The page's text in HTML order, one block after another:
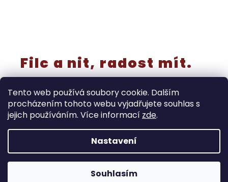
Tento web používá soubory cookie. Dalším
procházením tohoto webu vyjadřujete souhlas s
jejich používáním. Více informací zde.
Nastavení
Souhlasím
‼️Rušíme kategorii “výřezy a knoflíky” - již nebudou
samostatně v prodeji! Tyto produkty končí do 30.8. Dále
doprodáváme také prýmky, stuhy, miniatury, metrážové
pruženky, kusová plátna … a to do vyprodání zásob.
Filc a nit, radost mít.
Vytvořil Shoptet
Copyright 2026Ráj filcu. Všechna práva vyhrazena.
Upravit nastavení cookies